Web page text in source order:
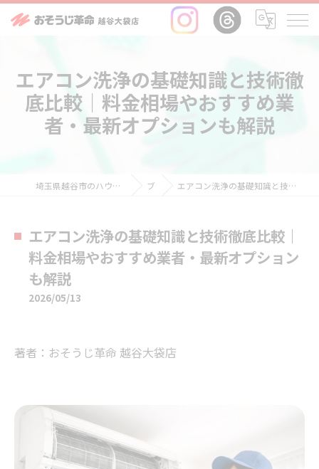
エアコン洗浄の基礎知識と技術徹
底比較｜料金相場やおすすめ業
者・最新オプションも解説
埼玉県越谷市のハウスクリーニングならおそうじ革命越谷大袋店 ブログ エアコン洗浄の基礎知識と技術徹底比較｜料金相場やおすすめ業者・最新オプションも解説
エアコン洗浄の基礎知識と技術徹底比較｜
料金相場やおすすめ業者・最新オプション
も解説
2026/05/13
著者：おそうじ革命 越谷大袋店